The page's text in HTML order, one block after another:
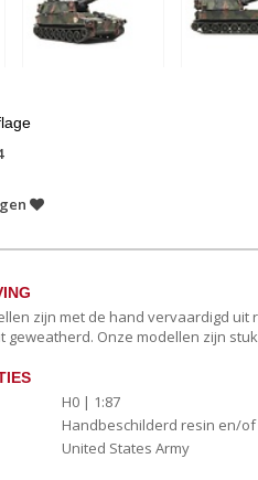
zijn met de hand vervaardigd
geweatherd. Onze modellen zijn
H0 | 1:87
Handbeschilderd resin en/
United States Army